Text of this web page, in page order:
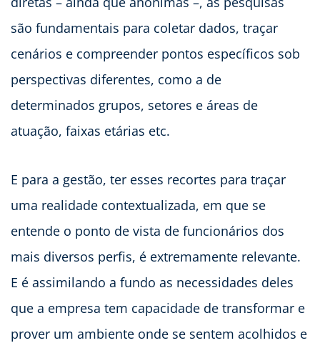
são fundamentais para coletar dados, traçar
cenários e compreender pontos específicos sob
perspectivas diferentes, como a de
determinados grupos, setores e áreas de
atuação, faixas etárias etc.
E para a gestão, ter esses recortes para traçar
uma realidade contextualizada, em que se
entende o ponto de vista de funcionários dos
mais diversos perfis, é extremamente relevante.
E é assimilando a fundo as necessidades deles
que a empresa tem capacidade de transformar e
prover um ambiente onde se sentem acolhidos e